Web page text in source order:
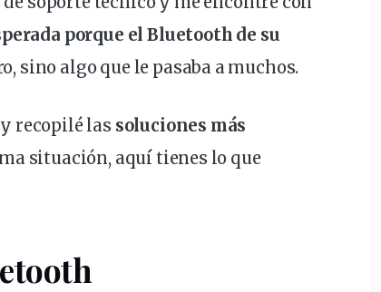
porque el Bluetooth de su
sino algo que le pasaba a muchos.
recopilé las soluciones más
situación, aquí tienes lo que